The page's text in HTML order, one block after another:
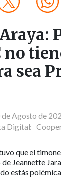
no
sea
Agosto de
Digital:
que el
Jeannette
estás